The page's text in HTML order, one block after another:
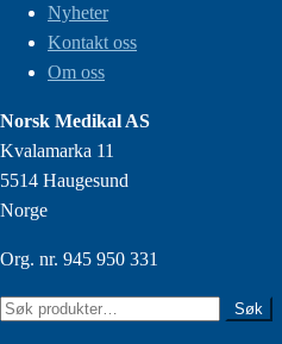
Nyheter
Kontakt oss
Om oss
Norsk Medikal AS
Kvalamarka 11
5514 Haugesund
Norge
Org. nr. 945 950 331
Søk
Søk